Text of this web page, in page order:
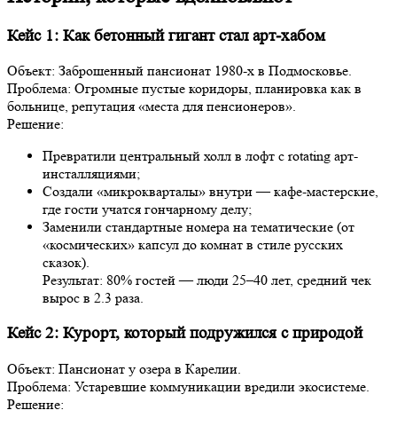
Кейс 1: Как бетонный гигант стал арт-хабом
Объект: Заброшенный пансионат 1980-х в Подмосковье.
Проблема: Огромные пустые коридоры, планировка как в
больнице, репутация «места для пенсионеров».
Решение:
Превратили центральный холл в лофт с rotating арт-
инсталляциями;
Создали «микрокварталы» внутри — кафе-мастерские,
где гости учатся гончарному делу;
Заменили стандартные номера на тематические (от
«космических» капсул до комнат в стиле русских
сказок).
Результат: 80% гостей — люди 25–40 лет, средний чек
вырос в 2.3 раза.
Кейс 2: Курорт, который подружился с природой
Объект: Пансионат у озера в Карелии.
Проблема: Устаревшие коммуникации вредили экосистеме.
Решение: